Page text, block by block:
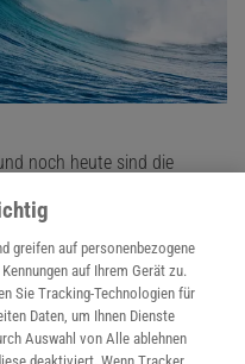
noch heute sind die
greifen auf personenbezogene
auf Ihrem Gerät zu.
Sie Tracking-Technologien für
Daten, um Ihnen Dienste
Auswahl von Alle ablehnen